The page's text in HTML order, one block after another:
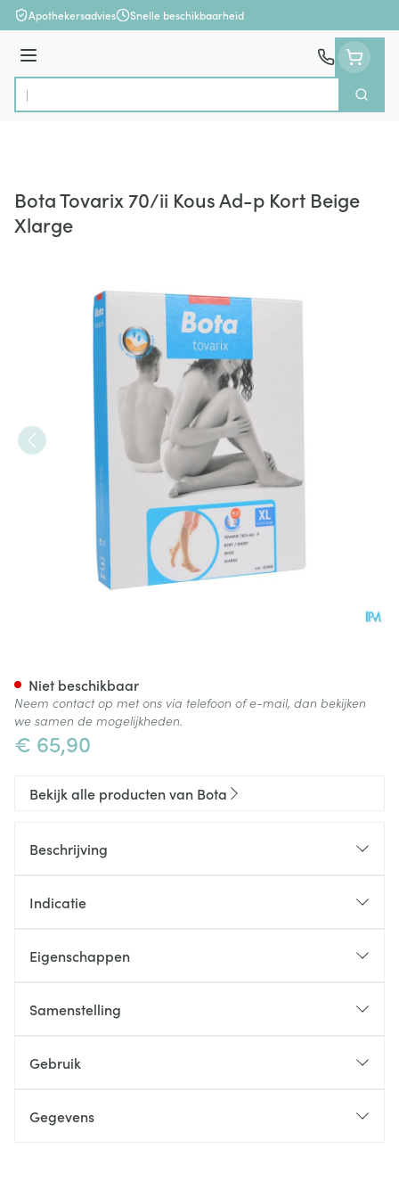
Ga naar de inhoud
Apothekersadvies Snelle beschikbaarheid
Menu
Product, merk, categorie...
Zoek
Bota Tovarix 70/ii Kous Ad-p Kort Beige
Xlarge
€ 65,90
Niet beschikbaar
Neem contact op met ons via telefoon of e-mail, dan bekijken
we samen de mogelijkheden.
Bekijk alle producten van Bota
Beschrijving
Indicatie
Eigenschappen
Samenstelling
Gebruik
Gegevens